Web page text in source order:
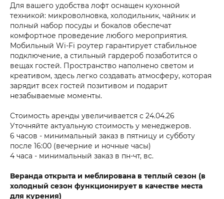
Для вашего удобства лофт оснащен кухонной
техникой: микроволновка, холодильник, чайник и
полный набор посуды и бокалов обеспечат
комфортное проведение любого мероприятия.
Мобильный Wi-Fi роутер гарантирует стабильное
подключение, а стильный гардероб позаботится о
вещах гостей. Пространство наполнено светом и
креативом, здесь легко создавать атмосферу, которая
зарядит всех гостей позитивом и подарит
незабываемые моменты.
Стоимость аренды увеличивается с 24.04.26
Уточняйте актуальную стоимость у менеджеров.
6 часов - минимальный заказ в пятницу и субботу
после 16:00 (вечерние и ночные часы)
4 часа - минимальный заказ в пн-чт, вс.
Веранда открыта и меблирована в теплый сезон (в
холодный сезон функционирует в качестве места
для курения)